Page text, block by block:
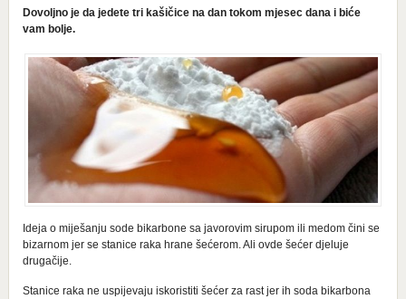
Dovoljno je da jedete tri kašičice na dan tokom mjesec dana i biće
vam bolje.
Ideja o miješanju sode bikarbone sa javorovim sirupom ili medom čini se
bizarnom jer se stanice raka hrane šećerom. Ali ovde šećer djeluje
drugačije.
Stanice raka ne uspijevaju iskoristiti šećer za rast jer ih soda bikarbona